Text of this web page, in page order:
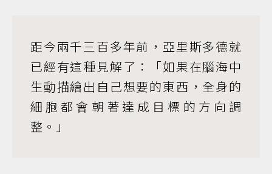
距今兩千三百多年前，亞里斯多德就
已經有這種見解了：「如果在腦海中
生動描繪出自己想要的東西，全身的
細胞都會朝著達成目標的方向調
整。」